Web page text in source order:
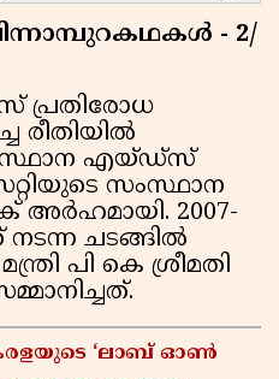
- 2/
രീതിയിൽ
എയ്ഡ്‌സ്
സംസ്ഥാന
2007-
ചടങ്ങിൽ
പി കെ ശ്രീമതി
‘ലാബ് ഓൺ